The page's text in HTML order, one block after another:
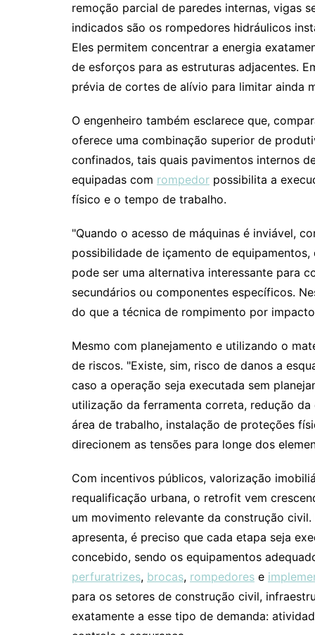
remoção parcial de paredes internas, vigas
indicados são os rompedores hidráulicos
Eles permitem concentrar a energia
de esforços para as estruturas adjacentes.
prévia de cortes de alívio para limitar ainda
O engenheiro também esclarece que,
oferece uma combinação superior de
confinados, tais quais pavimentos internos
equipadas com rompedor possibilita a
físico e o tempo de trabalho.
"Quando o acesso de máquinas é inviável,
possibilidade de içamento de
pode ser uma alternativa interessante para
secundários ou componentes específicos.
do que a técnica de rompimento por
Mesmo com planejamento e utilizando o
de riscos. "Existe, sim, risco de danos a
caso a operação seja executada sem
utilização da ferramenta correta, redução
área de trabalho, instalação de proteções
direcionem as tensões para longe dos
Com incentivos públicos, valorização
requalificação urbana, o retrofit vem
um movimento relevante da construção
apresenta, é preciso que cada etapa seja
concebido, sendo os equipamentos
perfuratrizes, brocas, rompedores e
para os setores de construção civil,
exatamente a esse tipo de demanda: